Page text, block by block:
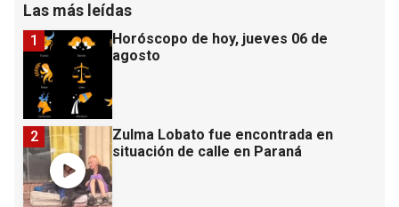
Las más leídas
Horóscopo de hoy, jueves 06 de
agosto
1
Zulma Lobato fue encontrada en
situación de calle en Paraná
2